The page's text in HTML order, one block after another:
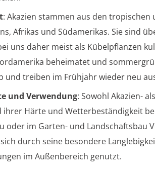
: Akazien stammen aus den
Afrikas und Südamerikas. Sie sind
uns daher meist als Kübelpflanzen
beheimatet und
und treiben im Frühjahr wieder neu
und Verwendung: Sowohl Akazien-
ihrer Härte und Wetterbeständigkeit
oder im Garten- und Landschaftsbau
durch seine besondere
im Außenbereich genutzt.